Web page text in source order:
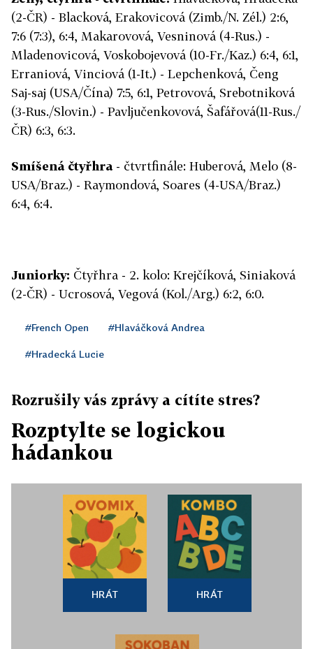
(2-ČR) - Blacková, Erakovicová (Zimb./N. Zél.) 2:6,
7:6 (7:3), 6:4, Makarovová, Vesninová (4-Rus.) -
Mladenovicová, Voskobojevová (10-Fr./Kaz.) 6:4, 6:1,
Erraniová, Vinciová (1-It.) - Lepchenková, Čeng
Saj-saj (USA/Čína) 7:5, 6:1, Petrovová, Srebotniková
(3-Rus./Slovin.) - Pavljučenkovová, Šafářová(11-Rus./
ČR) 6:3, 6:3.
Smíšená čtyřhra - čtvrtfinále: Huberová, Melo (8-
USA/Braz.) - Raymondová, Soares (4-USA/Braz.)
6:4, 6:4.
Juniorky: Čtyřhra - 2. kolo: Krejčíková, Siniaková
(2-ČR) - Ucrosová, Vegová (Kol./Arg.) 6:2, 6:0.
#French Open #Hlaváčková Andrea
#Hradecká Lucie
Rozrušily vás zprávy a cítíte stres?
Rozptylte se logickou
hádankou
HRÁT HRÁT